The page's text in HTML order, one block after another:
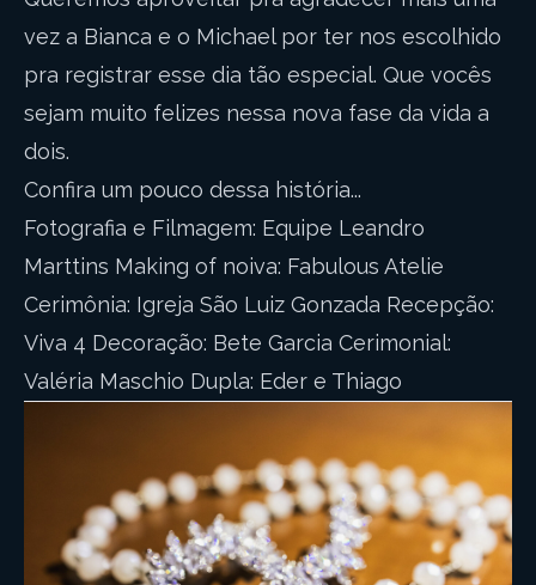
vez a Bianca e o Michael por ter nos escolhido
pra registrar esse dia tão especial. Que vocês
sejam muito felizes nessa nova fase da vida a
dois.
Confira um pouco dessa história...
Fotografia e Filmagem: Equipe Leandro
Marttins Making of noiva: Fabulous Atelie
Cerimônia: Igreja São Luiz Gonzada Recepção:
Viva 4 Decoração: Bete Garcia Cerimonial:
Valéria Maschio Dupla: Eder e Thiago